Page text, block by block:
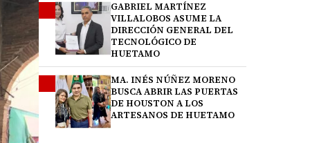
GABRIEL MARTÍNEZ
VILLALOBOS ASUME LA
DIRECCIÓN GENERAL DEL
TECNOLÓGICO DE
HUETAMO
MA. INÉS NÚÑEZ MORENO
BUSCA ABRIR LAS PUERTAS
DE HOUSTON A LOS
ARTESANOS DE HUETAMO